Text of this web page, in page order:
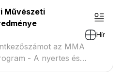
Művészeti
Hír
az MMA
- A nyertes és
névsora megtekinthető a